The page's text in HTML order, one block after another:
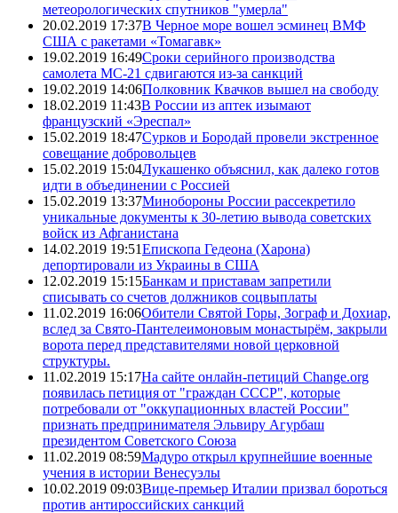
метеорологических спутников "умерла"
20.02.2019 17:37В Черное море вошел эсминец ВМФ
США с ракетами «Томагавк»
19.02.2019 16:49Сроки серийного производства
самолета МС-21 сдвигаются из-за санкций
19.02.2019 14:06Полковник Квачков вышел на свободу
18.02.2019 11:43В России из аптек изымают
французский «Эреспал»
15.02.2019 18:47Сурков и Бородай провели экстренное
совещание добровольцев
15.02.2019 15:04Лукашенко объяснил, как далеко готов
идти в объединении с Россией
15.02.2019 13:37Минобороны России рассекретило
уникальные документы к 30-летию вывода советских
войск из Афганистана
14.02.2019 19:51Епископа Гедеона (Харона)
депортировали из Украины в США
12.02.2019 15:15Банкам и приставам запретили
списывать со счетов должников соцвыплаты
11.02.2019 16:06Обители Святой Горы, Зограф и Дохиар,
вслед за Свято-Пантелеимоновым монастырём, закрыли
ворота перед представителями новой церковной
структуры.
11.02.2019 15:17На сайте онлайн-петиций Change.org
появилась петиция от "граждан СССР", которые
потребовали от "оккупационных властей России"
признать предпринимателя Эльвиру Агурбаш
президентом Советского Союза
11.02.2019 08:59Мадуро открыл крупнейшие военные
учения в истории Венесуэлы
10.02.2019 09:03Вице-премьер Италии призвал бороться
против антироссийских санкций